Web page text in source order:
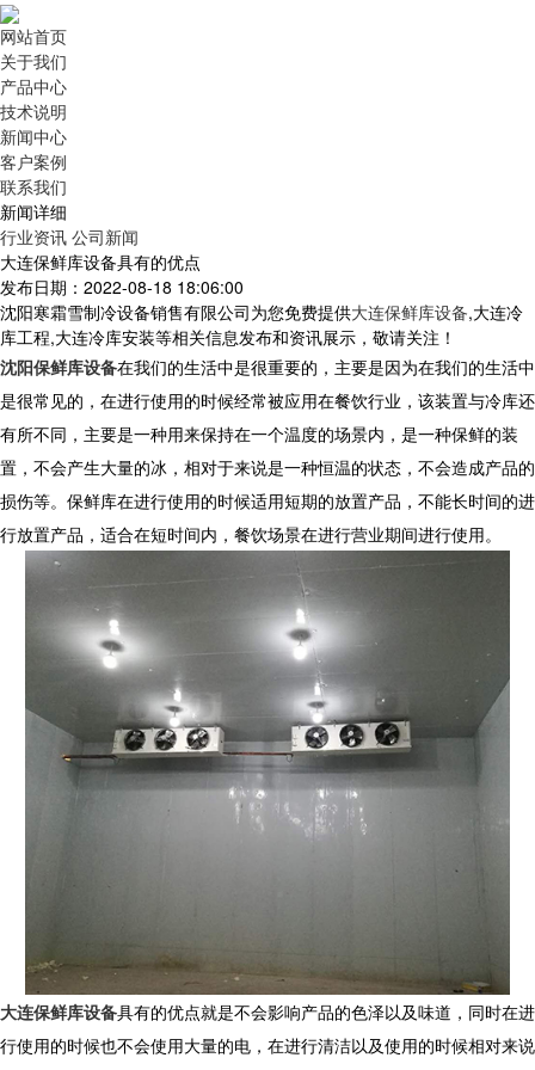
网站首页
关于我们
产品中心
技术说明
新闻中心
客户案例
联系我们
新闻详细
行业资讯 公司新闻
大连保鲜库设备具有的优点
发布日期：2022-08-18 18:06:00
沈阳寒霜雪制冷设备销售有限公司为您免费提供大连保鲜库设备,大连冷
库工程,大连冷库安装等相关信息发布和资讯展示，敬请关注！
沈阳保鲜库设备在我们的生活中是很重要的，主要是因为在我们的生活中
是很常见的，在进行使用的时候经常被应用在餐饮行业，该装置与冷库还
有所不同，主要是一种用来保持在一个温度的场景内，是一种保鲜的装
置，不会产生大量的冰，相对于来说是一种恒温的状态，不会造成产品的
损伤等。保鲜库在进行使用的时候适用短期的放置产品，不能长时间的进
行放置产品，适合在短时间内，餐饮场景在进行营业期间进行使用。
大连保鲜库设备具有的优点就是不会影响产品的色泽以及味道，同时在进
行使用的时候也不会使用大量的电，在进行清洁以及使用的时候相对来说